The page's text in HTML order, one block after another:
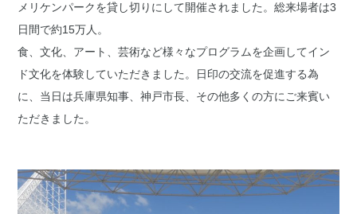
メリケンパークを貸し切りにして開催されました。総来場者は3
日間で約15万人。
食、文化、アート、芸術など様々なプログラムを企画してイン
ド文化を体験していただきました。日印の交流を促進する為
に、当日は兵庫県知事、神戸市長、その他多くの方にご来賓い
ただきました。